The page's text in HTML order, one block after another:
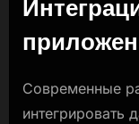
Современные